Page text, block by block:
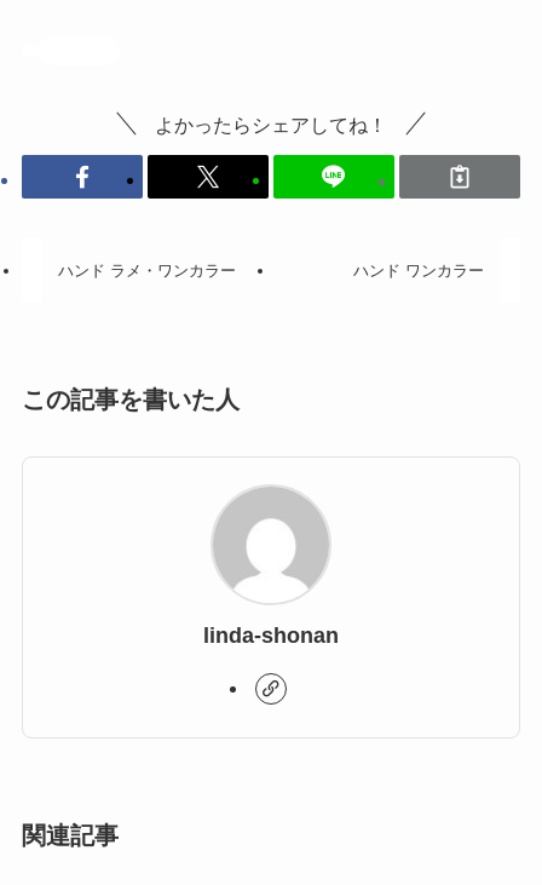
よかったらシェアしてね！
ハンド ラメ・ワンカラー ハンド ワンカラー
この記事を書いた人
linda-shonan
関連記事